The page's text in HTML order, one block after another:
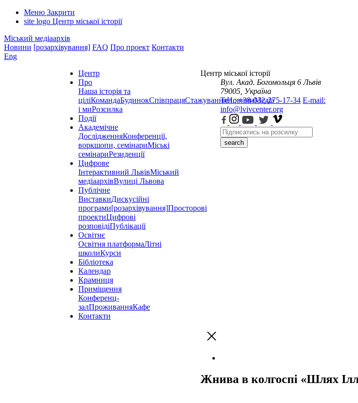
Меню Закрити
site logo Центр міської історії
Міський медіаархів
Новини [розархівування] FAQ Про проект Контакти
Eng
Центр
Про
Наша історія та
ціліКомандаБудинокСпівпрацяСтажуванняНовиниМедіа
і миРозсилка
Події
Академічне
ДослідженняКонференції,
воркшопи, семінариМіські
семінариРезиденції
Цифрове
Інтерактивний ЛьвівМіський
медіаархівВулиці Львова
Публічне
ВиставкиДискусійні
програми[розархівування]Просторові
проектиЦифрові
розповідіПублікації
Освітнє
Освітня платформаЛітні
школиКурси
Бібліотека
Календар
Крамниця
Приміщення
Конференц-
залПроживанняКафе
Контакти
Центр міської історії
Вул. Акад. Богомольця 6 Львів
79005, Україна
Тел.: +38-032-275-17-34 E-mail:
info@lvivcenter.org
search
Жнива в колгоспі «Шлях